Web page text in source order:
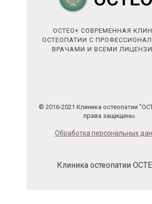
ОСТЕО+ СОВРЕМЕННАЯ
ОСТЕОПАТИИ С
ВРАЧАМИ И ВСЕМИ
© 2016-2021 Клиника остеопатии
права защищены.
Обработка персональных
Клиника остеопатии